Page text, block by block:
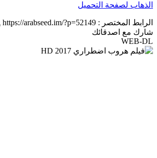
الذهاب لصفحة التحميل
الرابط المختصر : https://arabseed.im/?p=52149
شارك مع اصدقائك
WEB-DL